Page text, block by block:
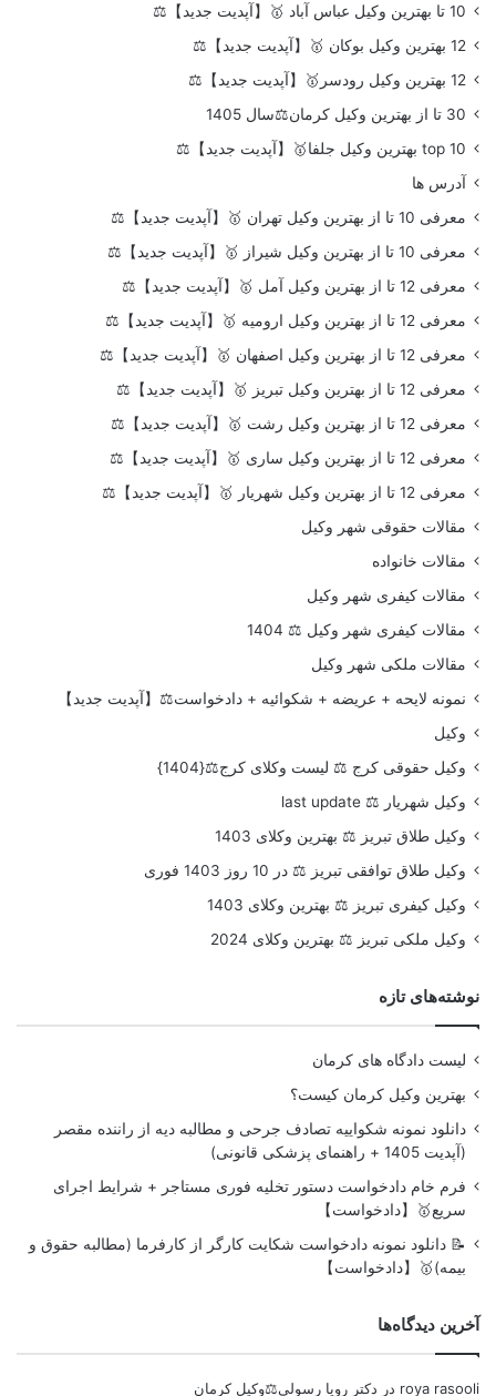
10 تا بهترین وکیل عباس آباد 🥇【آپدیت جدید】⚖️
12 بهترین وکیل بوکان 🥇【آپدیت جدید】⚖️
12 بهترین وکیل رودسر🥇【آپدیت جدید】⚖️
30 تا از بهترین وکیل کرمان⚖️سال 1405
top 10 بهترین وکیل جلفا🥇【آپدیت جدید】⚖️
آدرس ها
معرفی 10 تا از بهترین وکیل تهران 🥇【آپدیت جدید】⚖️
معرفی 10 تا از بهترین وکیل شیراز 🥇【آپدیت جدید】⚖️
معرفی 12 تا از بهترین وکیل آمل 🥇【آپدیت جدید】⚖️
معرفی 12 تا از بهترین وکیل ارومیه 🥇【آپدیت جدید】⚖️
معرفی 12 تا از بهترین وکیل اصفهان 🥇【آپدیت جدید】⚖️
معرفی 12 تا از بهترین وکیل تبریز 🥇【آپدیت جدید】⚖️
معرفی 12 تا از بهترین وکیل رشت 🥇【آپدیت جدید】⚖️
معرفی 12 تا از بهترین وکیل ساری 🥇【آپدیت جدید】⚖️
معرفی 12 تا از بهترین وکیل شهریار 🥇【آپدیت جدید】⚖️
مقالات حقوقی شهر وکیل
مقالات خانواده
مقالات کیفری شهر وکیل
مقالات کیفری شهر وکیل ⚖️ 1404
مقالات ملکی شهر وکیل
نمونه لایحه + عریضه + شکوائیه + دادخواست⚖️【آپدیت جدید】
وکیل
وکیل حقوقی کرج ⚖️ لیست وکلای کرج⚖️{1404}
وکیل شهریار ⚖️ last update
وکیل طلاق تبریز ⚖️ بهترین وکلای 1403
وکیل طلاق توافقی تبریز ⚖️ در 10 روز 1403 فوری
وکیل کیفری تبریز ⚖️ بهترین وکلای 1403
وکیل ملکی تبریز ⚖️ بهترین وکلای 2024
نوشته‌های تازه
لیست دادگاه های کرمان
بهترین وکیل کرمان کیست؟
دانلود نمونه شکواییه تصادف جرحی و مطالبه دیه از راننده مقصر
(آپدیت 1405 + راهنمای پزشکی قانونی)
فرم خام دادخواست دستور تخلیه فوری مستاجر + شرایط اجرای
سریع🥇【دادخواست】
📝 دانلود نمونه دادخواست شکایت کارگر از کارفرما (مطالبه حقوق و
بیمه)🥇【دادخواست】
آخرین دیدگاه‌ها
roya rasooli در دکتر رویا رسولی⚖️وکیل کرمان